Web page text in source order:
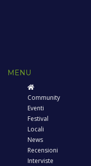
MENU
Community
Eventi
Festival
Locali
News
Recensioni
Interviste